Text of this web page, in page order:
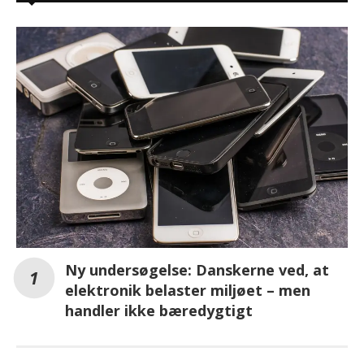
Ny undersøgelse: Danskerne ved, at
elektronik belaster miljøet – men
handler ikke bæredygtigt